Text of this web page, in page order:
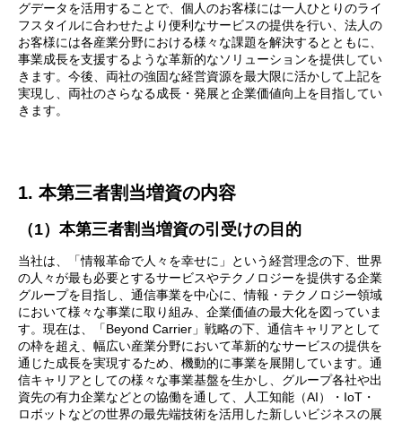
グデータを活用することで、個人のお客様には一人ひとりのライ
フスタイルに合わせたより便利なサービスの提供を行い、法人の
お客様には各産業分野における様々な課題を解決するとともに、
事業成長を支援するような革新的なソリューションを提供してい
きます。今後、両社の強固な経営資源を最大限に活かして上記を
実現し、両社のさらなる成長・発展と企業価値向上を目指してい
きます。
1. 本第三者割当増資の内容
（1）本第三者割当増資の引受けの目的
当社は、「情報革命で人々を幸せに」という経営理念の下、世界
の人々が最も必要とするサービスやテクノロジーを提供する企業
グループを目指し、通信事業を中心に、情報・テクノロジー領域
において様々な事業に取り組み、企業価値の最大化を図っていま
す。現在は、「Beyond Carrier」戦略の下、通信キャリアとして
の枠を超え、幅広い産業分野において革新的なサービスの提供を
通じた成長を実現するため、機動的に事業を展開しています。通
信キャリアとしての様々な事業基盤を生かし、グループ各社や出
資先の有力企業などとの協働を通して、人工知能（AI）・IoT・
ロボットなどの世界の最先端技術を活用した新しいビジネスの展